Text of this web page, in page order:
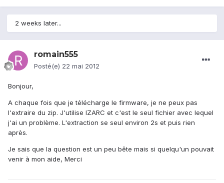
2 weeks later...
romain555
Posté(e) 22 mai 2012
Bonjour,
A chaque fois que je télécharge le firmware, je ne peux pas
l'extraire du zip. J'utilise IZARC et c'est le seul fichier avec lequel
j'ai un problème. L'extraction se seul environ 2s et puis rien
après.
Je sais que la question est un peu bête mais si quelqu'un pouvait
venir à mon aide, Merci